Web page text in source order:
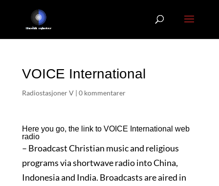
VOICE International
Radiostasjoner V| 0 kommentarer
Here you go, the link to VOICE International web
radio
– Broadcast Christian music and religious
programs via shortwave radio into China,
Indonesia and India. Broadcasts are aired in